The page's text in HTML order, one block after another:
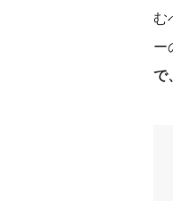
む
ー
で